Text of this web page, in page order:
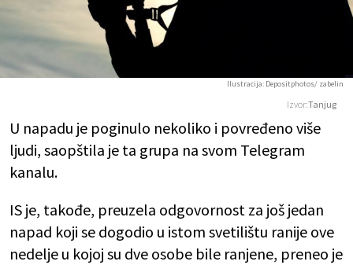
Izvor:Tanjug
Ilustracija: Depositphotos/ zabelin
U napadu je poginulo nekoliko i povređeno više
ljudi, saopštila je ta grupa na svom Telegram
kanalu.
IS je, takođe, preuzela odgovornost za još jedan
napad koji se dogodio u istom svetilištu ranije ove
nedelje u kojoj su dve osobe bile ranjene, preneo je